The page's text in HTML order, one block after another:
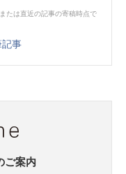
たは直近の記事の寄稿時点で
事
ご案内